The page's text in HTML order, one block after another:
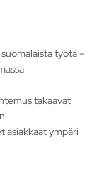
työtä –
takaavat
asiakkaat ympäri